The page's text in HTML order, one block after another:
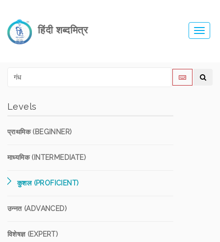
हिंदी शब्दमित्र
Levels
प्राथमिक (BEGINNER)
माध्यमिक (INTERMEDIATE)
कुशल (PROFICIENT)
उन्नत (ADVANCED)
विशेषज्ञ (EXPERT)